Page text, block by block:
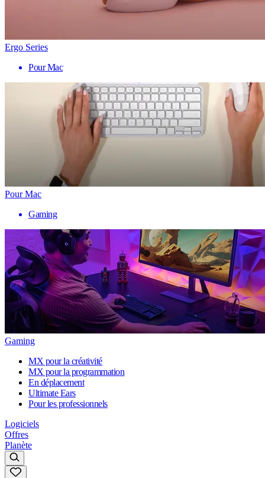
Ergo Series
Pour Mac
Pour Mac
Gaming
Gaming
MX pour la créativité
MX pour la programmation
En déplacement
Ultimate Ears
Pour les professionnels
Logiciels
Offres
Planète